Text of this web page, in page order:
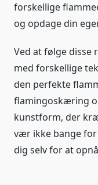
forskellige
og opdage din
Ved at følge disse
med forskellige
den perfekte
flamingoskæring
kunstform, der
vær ikke bange
dig selv for at